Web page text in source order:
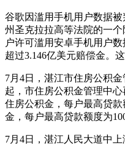
谷歌因滥用手机用户数据
州圣克拉拉高等法院的一
户许可滥用安卓手机用户
超过3.146亿美元赔偿金。
7月4日，湛江市住房公积
起，市住房公积金管理中
住房公积金，每户最高贷
金，每户最高贷款额度为
7月4日，湛江人民大道中